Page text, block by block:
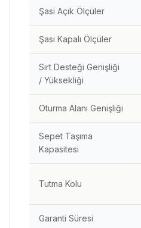
Şasi Açık Ölçüler
Şasi Kapalı Ölçüler
Sırt Desteği Genişliği
/ Yüksekliği
Oturma Alanı Genişliği
Sepet Taşıma
Kapasitesi
Tutma Kolu
Garanti Süresi